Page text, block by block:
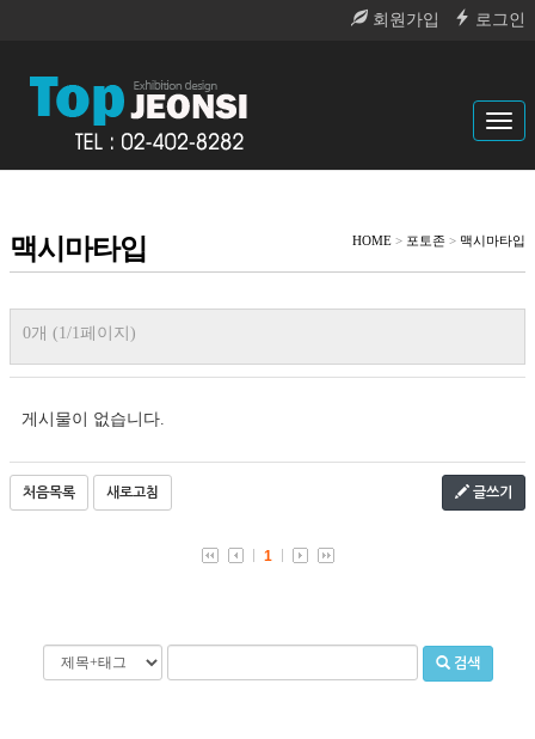
회원가입 로그인
맥시마타입 HOME > 포토존 > 맥시마타입
0개 (1/1페이지)
게시물이 없습니다.
처음목록 새로고침 글쓰기
1
검색